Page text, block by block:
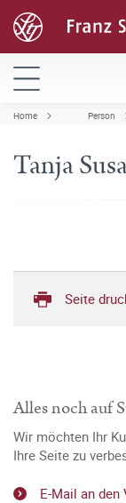
Home Person
Tanja
Seite
Alles noch auf
Wir möchten Ihr
Ihre Seite zu
E-Mail an den